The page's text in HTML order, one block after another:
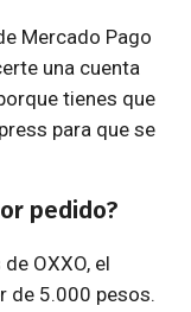
Mercado Pago
una cuenta
tienes que
para que se
pedido?
OXXO, el
de 5.000 pesos.